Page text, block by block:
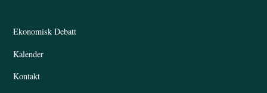
Ekonomisk Debatt
Kalender
Kontakt